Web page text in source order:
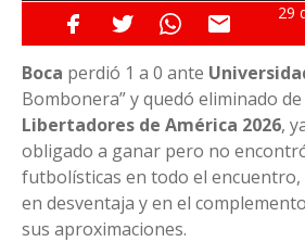
29
Boca perdió 1 a 0 ante
Bombonera” y quedó eliminado de
Libertadores de América 2026,
obligado a ganar pero no
futbolísticas en todo el encuentro,
en desventaja y en el
sus aproximaciones.